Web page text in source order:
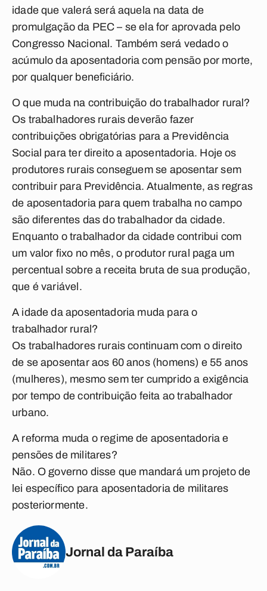
idade que valerá será aquela na data de
promulgação da PEC – se ela for aprovada pelo
Congresso Nacional. Também será vedado o
acúmulo da aposentadoria com pensão por morte,
por qualquer beneficiário.
O que muda na contribuição do trabalhador rural?
Os trabalhadores rurais deverão fazer
contribuições obrigatórias para a Previdência
Social para ter direito a aposentadoria. Hoje os
produtores rurais conseguem se aposentar sem
contribuir para Previdência. Atualmente, as regras
de aposentadoria para quem trabalha no campo
são diferentes das do trabalhador da cidade.
Enquanto o trabalhador da cidade contribui com
um valor fixo no mês, o produtor rural paga um
percentual sobre a receita bruta de sua produção,
que é variável.
A idade da aposentadoria muda para o
trabalhador rural?
Os trabalhadores rurais continuam com o direito
de se aposentar aos 60 anos (homens) e 55 anos
(mulheres), mesmo sem ter cumprido a exigência
por tempo de contribuição feita ao trabalhador
urbano.
A reforma muda o regime de aposentadoria e
pensões de militares?
Não. O governo disse que mandará um projeto de
lei específico para aposentadoria de militares
posteriormente.
Jornal da Paraíba